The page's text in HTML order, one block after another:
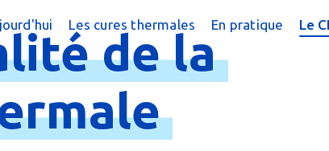
thermale
Les cures thermales
Cures conventionnées
Cures pédiatriques
Cures post-cancer
En pratique
Annuaire des
Le
dela